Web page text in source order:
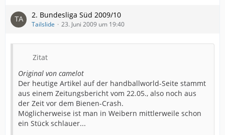
2. Bundesliga Süd 2009/10
Tailslide 23. Juni 2009 um 19:40
Zitat
Original von camelot
Der heutige Artikel auf der handballworld-Seite stammt
aus einem Zeitungsbericht vom 22.05., also noch aus
der Zeit vor dem Bienen-Crash.
Möglicherweise ist man in Weibern mittlerweile schon
ein Stück schlauer...